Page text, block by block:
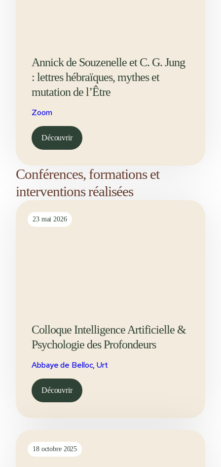
Annick de Souzenelle et C. G. Jung
: lettres hébraïques, mythes et
mutation de l’Être
Zoom
Découvrir
Conférences, formations et
interventions réalisées
23 mai 2026
Colloque Intelligence Artificielle &
Psychologie des Profondeurs
Abbaye de Belloc, Urt
Découvrir
18 octobre 2025